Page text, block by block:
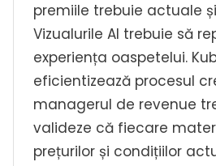
premiile trebuie actuale
Vizualurile AI trebuie să
experiența oaspetelui.
eficientizează procesul
managerul de revenue
valideze că fiecare
prețurilor și condițiilor